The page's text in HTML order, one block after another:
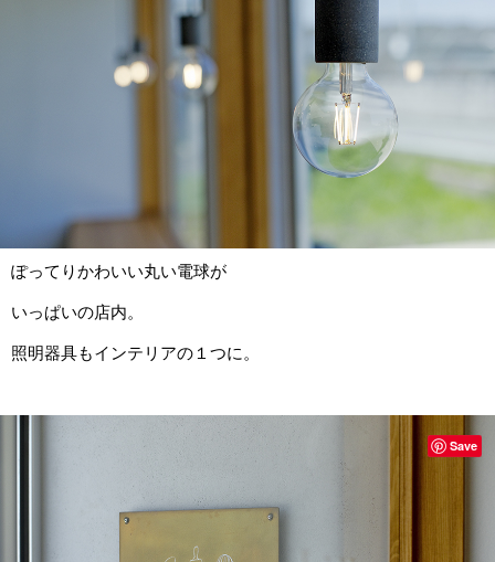
ぽってりかわいい丸い電球が
いっぱいの店内。
照明器具もインテリアの１つに。
Save